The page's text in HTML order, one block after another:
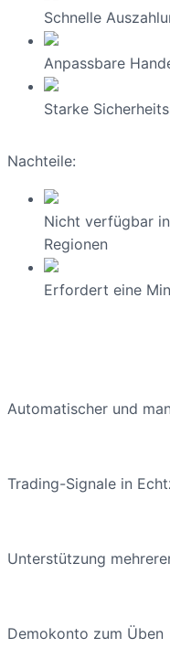
Schnelle
Anpassbare
Starke
Nachteile:
Nicht verfügbar
Regionen
Erfordert eine
Automatischer und
Trading-Signale in
Unterstützung
Demokonto zum Üben